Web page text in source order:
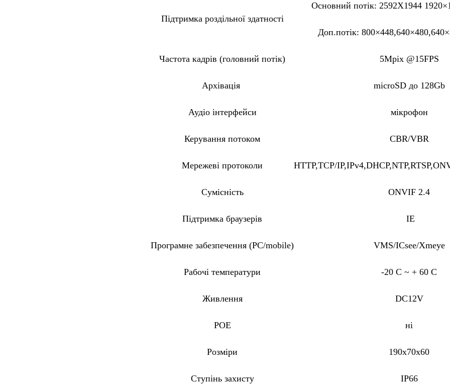
Підтримка роздільної здатності
Основний потік: 2592X1944
Доп.потік:
Частота кадрів (головний потік) 5Mpix @15FPS
Архівація microSD до 128Gb
Аудіо інтерфейси мікрофон
Керування потоком CBR/VBR
Мережеві протоколи HTTP,TCP/
Сумісність ONVIF 2.4
Підтримка браузерів IE
Програмне забезпечення (PC/mobile) VMS/ICsee/Xmeye
Рабочі температури -20 C ~ + 60 C
Живлення DC12V
POE ні
Розміри 190x70x60
Ступінь захисту IP66